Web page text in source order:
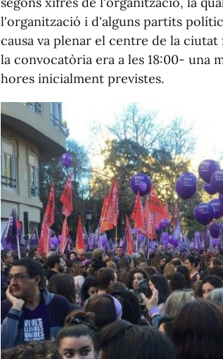
l'organització i d'alguns partits
causa va plenar el centre de la
la convocatòria era a les 18:00- una
hores inicialment previstes.